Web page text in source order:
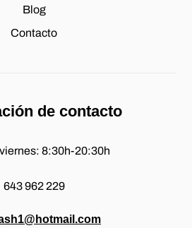
Blog
Contacto
de contacto
8:30h-20:30h
643 962 229